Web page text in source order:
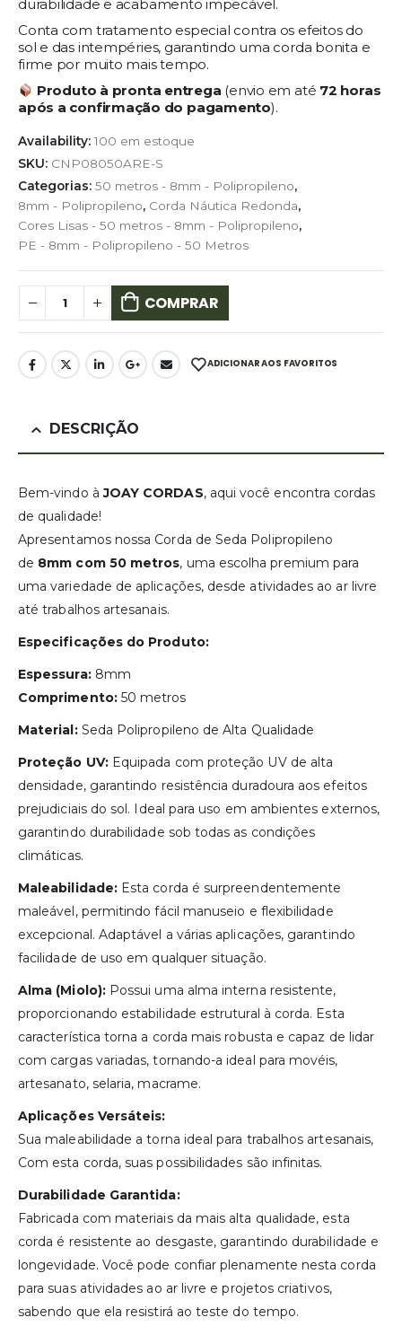
durabilidade e acabamento impecável.
Conta com tratamento especial contra os efeitos do
sol e das intempéries, garantindo uma corda bonita e
firme por muito mais tempo.
Produto à pronta entrega (envio em até 72 horas
após a confirmação do pagamento).
Availability:100 em estoque
SKU: CNP08050ARE-S
Categorias: 50 metros - 8mm - Polipropileno,
8mm - Polipropileno, Corda Náutica Redonda,
Cores Lisas - 50 metros - 8mm - Polipropileno,
PE - 8mm - Polipropileno - 50 Metros
COMPRAR
ADICIONAR AOS FAVORITOS
DESCRIÇÃO
Bem-vindo àJOAY CORDAS, aqui você encontra cordas
de qualidade!
Apresentamos nossa Corda de Seda Polipropileno
de 8mm com 50 metros, uma escolha premium para
uma variedade de aplicações, desde atividades ao ar livre
até trabalhos artesanais.
Especificações do Produto:
Espessura:8mm
Comprimento:50 metros
Material:Seda Polipropileno de Alta Qualidade
Proteção UV:Equipada com proteção UV de alta
densidade, garantindo resistência duradoura aos efeitos
prejudiciais do sol. Ideal para uso em ambientes externos,
garantindo durabilidade sob todas as condições
climáticas.
Maleabilidade:Esta corda é surpreendentemente
maleável, permitindo fácil manuseio e flexibilidade
excepcional. Adaptável a várias aplicações, garantindo
facilidade de uso em qualquer situação.
Alma (Miolo):Possui uma alma interna resistente,
proporcionando estabilidade estrutural à corda. Esta
característica torna a corda mais robusta e capaz de lidar
com cargas variadas, tornando-a ideal para movéis,
artesanato, selaria, macrame.
Aplicações Versáteis:
Sua maleabilidade a torna ideal para trabalhos artesanais,
Com esta corda, suas possibilidades são infinitas.
Durabilidade Garantida:
Fabricada com materiais da mais alta qualidade, esta
corda é resistente ao desgaste, garantindo durabilidade e
longevidade. Você pode confiar plenamente nesta corda
para suas atividades ao ar livre e projetos criativos,
sabendo que ela resistirá ao teste do tempo.